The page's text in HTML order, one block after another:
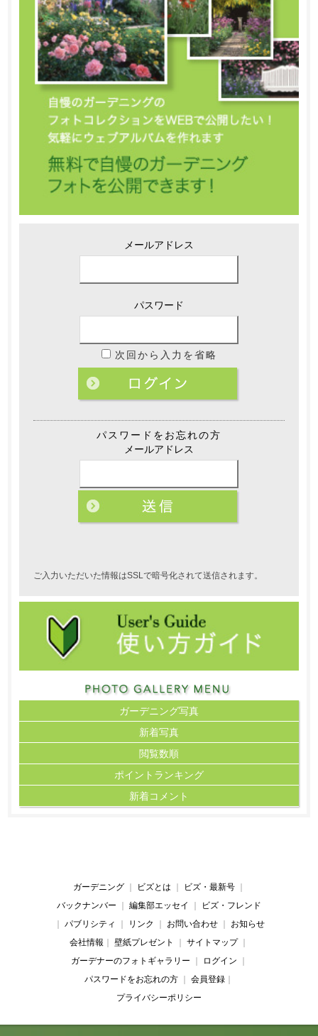
メールアドレス
パスワード
次回から入力を省略
パスワードをお忘れの方
メールアドレス
ご入力いただいた情報はSSLで暗号化されて送信されます。
ガーデニング写真
新着写真
閲覧数順
ポイント ランキング
新着コメント
ガーデニング｜ ビズとは ビズ・最新号｜
バックナンバー
編集部エッセイ
ビズ・フレンド
パブリシティ リンク お問い合わせ｜
お知らせ
会社情報
壁紙プレゼント サイトマップ｜
ガーデナーのフォトギャラリー
ログイン
パスワードをお忘れの方
会員登録
プライバシーポリシー